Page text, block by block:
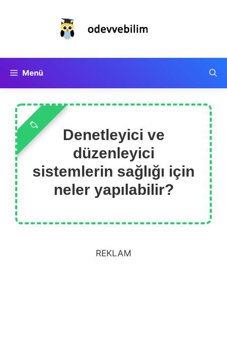
Menü
Denetleyici ve
düzenleyici
sistemlerin sağlığı için
neler yapılabilir?
REKLAM